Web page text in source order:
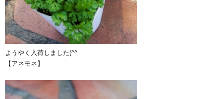
ようやく入荷しました(^^ゞ
【アネモネ】